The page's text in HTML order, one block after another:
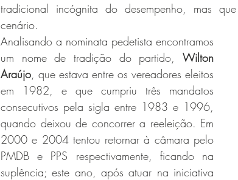
tradicional incógnita do desempenho, mas
cenário.
Analisando a nominata pedetista encontramos
um nome de tradição do partido, Wilton
Araújo, que estava entre os vereadores eleitos
em 1982, e que cumpriu três mandatos
consecutivos pela sigla entre 1983 e 1996,
quando deixou de concorrer a reeleição. Em
2000 e 2004 tentou retornar à câmara pelo
PMDB e PPS respectivamente, ficando na
suplência; este ano, após atuar na iniciativa